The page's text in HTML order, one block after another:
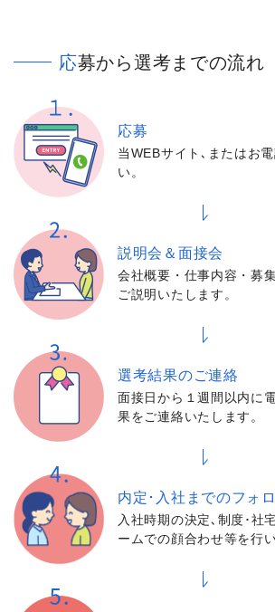
応募から選考までの流れ
応募
当WEBサイト､またはお
い。
説明会＆面接会
会社概要・仕事内容・募
ご説明いたします。
選考結果のご連絡
面接日から１週間以内に
果をご連絡いたします。
内定･入社までのフォ
入社時期の決定､制度･社
ームでの顔合わせ等を行い